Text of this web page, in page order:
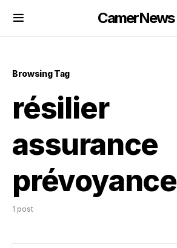
CamerNews
Browsing Tag
résilier
assurance
prévoyance
1 post